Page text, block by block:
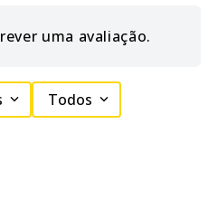
uma avaliação.
Todos